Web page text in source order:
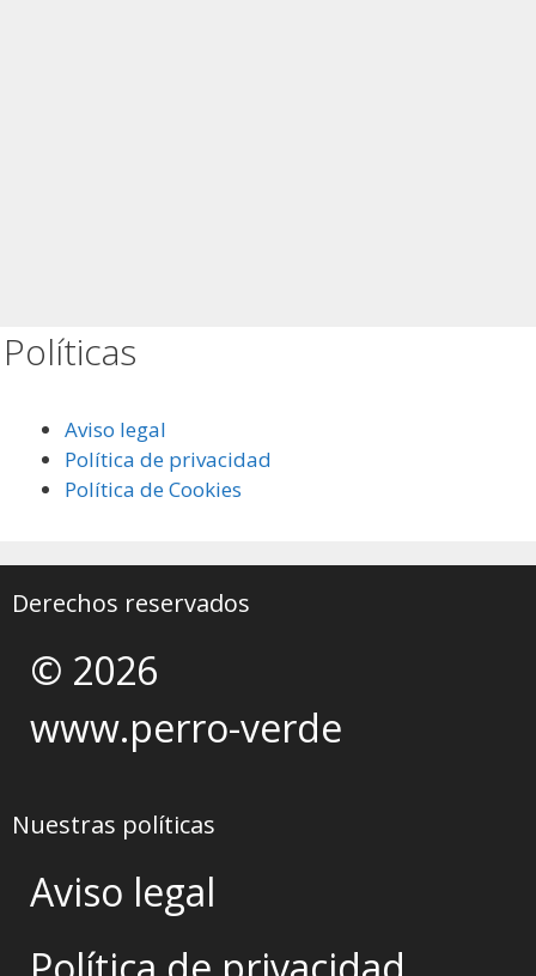
Políticas
Aviso legal
Política de privacidad
Política de Cookies
Derechos reservados
© 2026
www.perro-verde
Nuestras políticas
Aviso legal